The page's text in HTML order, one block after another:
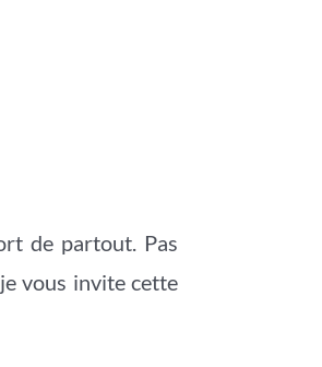
de partout. Pas
vous invite cette